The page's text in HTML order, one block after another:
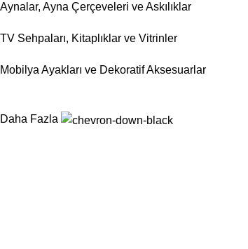
Aynalar, Ayna Çerçeveleri ve Askılıklar
TV Sehpaları, Kitaplıklar ve Vitrinler
Mobilya Ayakları ve Dekoratif Aksesuarlar
Daha Fazla